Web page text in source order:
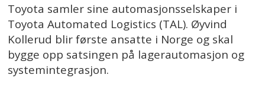
Toyota samler sine automasjonsselskaper i
Toyota Automated Logistics (TAL). Øyvind
Kollerud blir første ansatte i Norge og skal
bygge opp satsingen på lagerautomasjon og
systemintegrasjon.